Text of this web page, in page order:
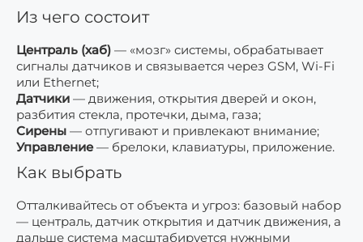
Из чего состоит
Централь (хаб) — «мозг» системы, обрабатывает
сигналы датчиков и связывается через GSM, Wi-Fi
или Ethernet;
Датчики — движения, открытия дверей и окон,
разбития стекла, протечки, дыма, газа;
Сирены — отпугивают и привлекают внимание;
Управление— брелоки, клавиатуры, приложение.
Как выбрать
Отталкивайтесь от объекта и угроз: базовый набор
— централь, датчик открытия и датчик движения, а
дальше система масштабируется нужными